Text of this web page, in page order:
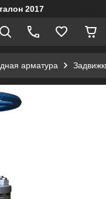
2017
арматура